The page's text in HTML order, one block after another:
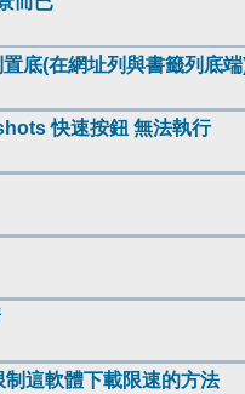
底(在網址列與書籤列底
快速按鈕 無法執行
這軟體下載限速的方法